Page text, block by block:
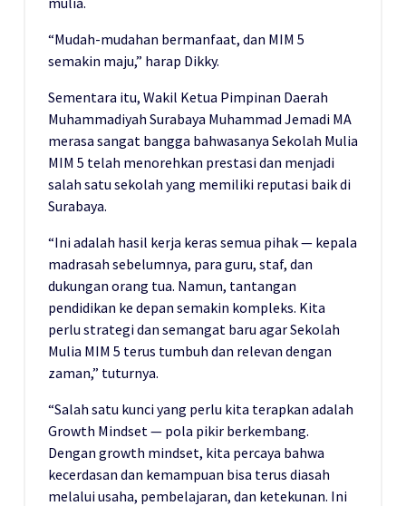
“Mudah-mudahan bermanfaat, dan MIM 5
semakin maju,” harap Dikky.
Sementara itu, Wakil Ketua Pimpinan Daerah
Muhammadiyah Surabaya Muhammad Jemadi MA
merasa sangat bangga bahwasanya Sekolah Mulia
MIM 5 telah menorehkan prestasi dan menjadi
salah satu sekolah yang memiliki reputasi baik di
Surabaya.
“Ini adalah hasil kerja keras semua pihak — kepala
madrasah sebelumnya, para guru, staf, dan
dukungan orang tua. Namun, tantangan
pendidikan ke depan semakin kompleks. Kita
perlu strategi dan semangat baru agar Sekolah
Mulia MIM 5 terus tumbuh dan relevan dengan
zaman,” tuturnya.
“Salah satu kunci yang perlu kita terapkan adalah
Growth Mindset — pola pikir berkembang.
Dengan growth mindset, kita percaya bahwa
kecerdasan dan kemampuan bisa terus diasah
melalui usaha, pembelajaran, dan ketekunan. Ini